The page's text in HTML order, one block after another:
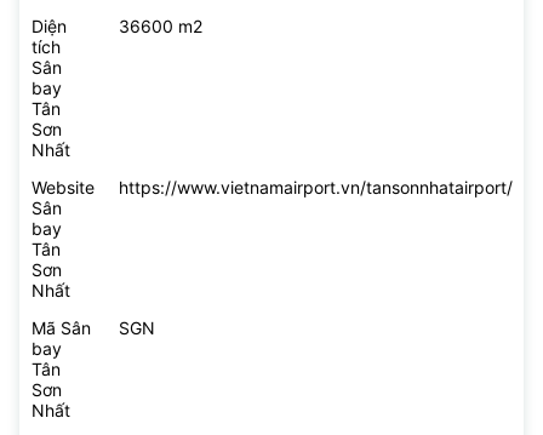
Diện
tích
Sân
bay
Tân
Sơn
Nhất
36600 m2
Website
Sân
bay
Tân
Sơn
Nhất
https://www.vietnamairport.vn/tansonnhatairport/
Mã Sân
bay
Tân
Sơn
Nhất
SGN